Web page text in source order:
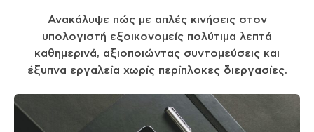
Ανακάλυψε πώς με απλές κινήσεις στον
υπολογιστή εξοικονομείς πολύτιμα λεπτά
καθημερινά, αξιοποιώντας συντομεύσεις και
έξυπνα εργαλεία χωρίς περίπλοκες διεργασίες.